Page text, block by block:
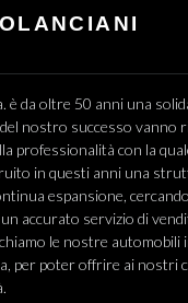
è da oltre 50 anni una
nostro successo vanno
professionalità con la
in questi anni una
espansione,
accurato servizio di
le nostre automobili
per poter offrire ai nostri